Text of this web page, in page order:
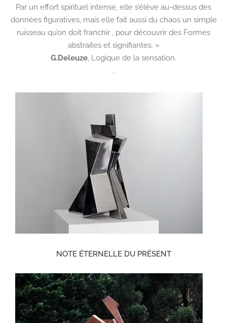
Par un effort spirituel intense, elle s’élève au-dessus des
données figuratives, mais elle fait aussi du chaos un simple
ruisseau qu’on doit franchir , pour découvrir des Formes
abstraites et signifiantes. »
G.Deleuze, Logique de la sensation.
.
NOTE ÉTERNELLE DU PRÉSENT